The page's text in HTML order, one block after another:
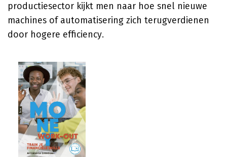
productiesector kijkt men naar hoe snel nieuwe
machines of automatisering zich terugverdienen
door hogere efficiency.